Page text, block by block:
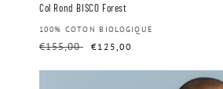
Col Rond BISCO Forest
Distributeur :
100% COTON BIOLOGIQUE
Prix
€155,00
Prix
€125,00